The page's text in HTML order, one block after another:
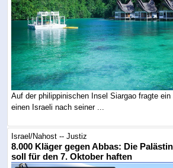
Auf der philippinischen Insel Siargao fragte
einen Israeli nach seiner ...
Israel/Nahost -- Justiz
8.000 Kläger gegen Abbas: Die
soll für den 7. Oktober haften